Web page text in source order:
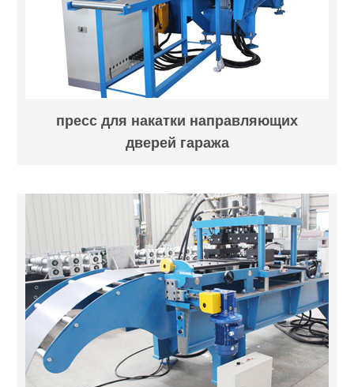
пресс для накатки направляющих
дверей гаража